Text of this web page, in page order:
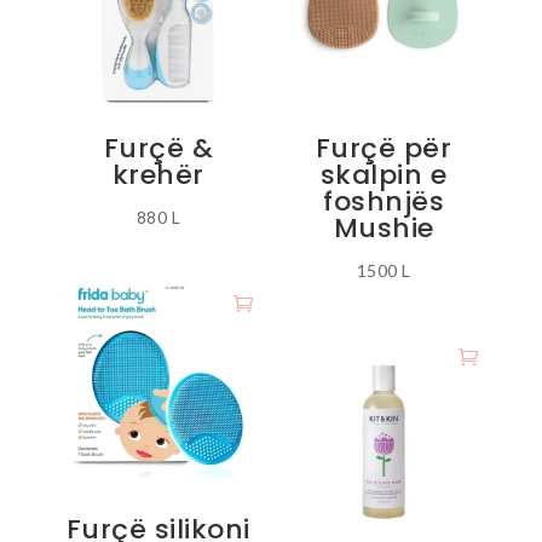
Furçë &
krehër
880 L
disa
variante.
Mundësitë
mund
Furçë për
skalpin e
foshnjës
Mushie
1500L
Furçë silikoni